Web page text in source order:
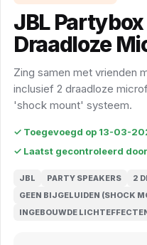
JBL Partybox
Draadloze
Zing samen met vrienden
inclusief 2 draadloze
'shock mount' systeem.
✓ Toegevoegd op 13-03-
✓ Laatst gecontroleerd
JBL PARTY SPEAKERS
2
GEEN BIJGELUIDEN (SHOCK
INGEBOUWDE